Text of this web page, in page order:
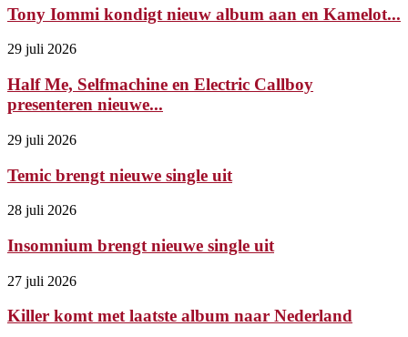
Tony Iommi kondigt nieuw album aan en Kamelot...
29 juli 2026
Half Me, Selfmachine en Electric Callboy
presenteren nieuwe...
29 juli 2026
Temic brengt nieuwe single uit
28 juli 2026
Insomnium brengt nieuwe single uit
27 juli 2026
Killer komt met laatste album naar Nederland